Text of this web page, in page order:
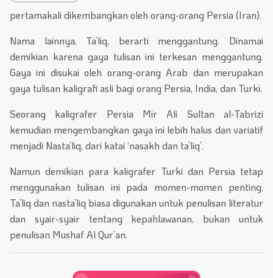
pertamakali dikembangkan oleh orang-orang Persia (Iran).
Nama lainnya, Ta’liq, berarti menggantung. Dinamai
demikian karena gaya tulisan ini terkesan menggantung.
Gaya ini disukai oleh orang-orang Arab dan merupakan
gaya tulisan kaligrafi asli bagi orang Persia, India, dan Turki.
Seorang kaligrafer Persia Mir Ali Sultan al-Tabrizi
kemudian mengembangkan gaya ini lebih halus dan variatif
menjadi Nasta’liq, dari katai ‘nasakh dan ta’liq’.
Namun demikian para kaligrafer Turki dan Persia tetap
menggunakan tulisan ini pada momen-momen penting.
Ta’liq dan nasta’liq biasa digunakan untuk penulisan literatur
dan syair-syair tentang kepahlawanan, bukan untuk
penulisan Mushaf Al Qur’an.